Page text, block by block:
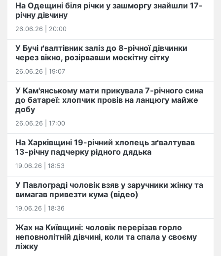
На Одещині біля річки у зашморгу знайшли 17-
річну дівчину
26.06.26 | 20:00
У Бучі ґвалтівник заліз до 8-річної дівчинки
через вікно, розірвавши москітну сітку
26.06.26 | 19:07
У Кам'янському мати прикувала 7-річного сина
до батареї: хлопчик провів на ланцюгу майже
добу
26.06.26 | 17:00
На Харківщині 19-річний хлопець​ ️зґвалтував
13-річну падчерку рідного дядька
19.06.26 | 18:53
У Павлограді чоловік взяв у заручники жінку та
вимагав привезти кума (відео)
19.06.26 | 18:36
Жах на Київщині: чоловік перерізав горло
неповнолітній дівчині, коли та спала у своєму
ліжку